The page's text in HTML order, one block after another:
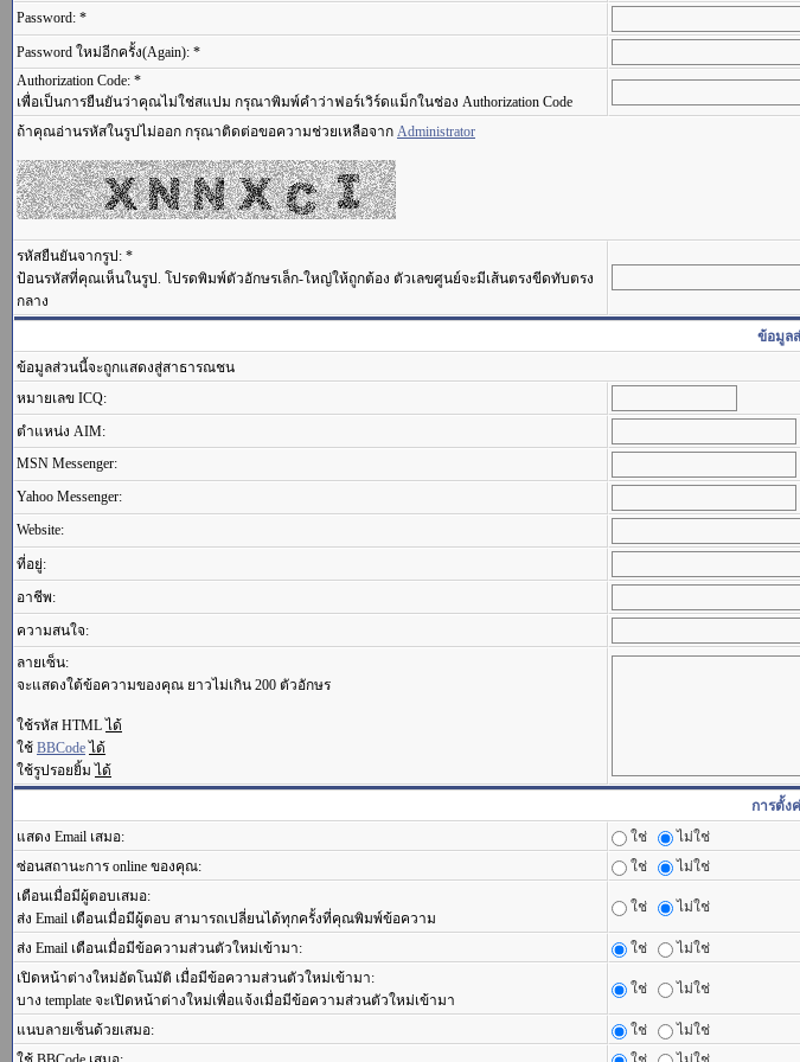
Password: *
Password ใหม่อีกครั้ง(Again): *
Authorization Code: *
เพื่อเป็นการยืนยันว่าคุณไม่ใช่สแปม กรุณาพิมพ์คำว่าฟอร์เวิร์ดแม็กในช่อง Authorization Code
ถ้าคุณอ่านรหัสในรูปไม่ออก กรุณาติดต่อขอความช่วยเหลือจาก Administrator
รหัสยืนยันจากรูป: *
ป้อนรหัสที่คุณเห็นในรูป. โปรดพิมพ์ตัวอักษรเล็ก-ใหญ่ให้ถูกต้อง ตัวเลขศูนย์จะมีเส้นตรงขีดทับตรง
กลาง
ข้อมูล
ข้อมูลส่วนนี้จะถูกแสดงสู่สาธารณชน
หมายเลข ICQ:
ตำแหน่ง AIM:
MSN Messenger:
Yahoo Messenger:
Website:
ที่อยู่:
อาชีพ:
ความสนใจ:
ลายเซ็น:
จะแสดงใต้ข้อความของคุณ ยาวไม่เกิน 200 ตัวอักษร
ใช้รหัส HTML ได้
ใช้ BBCode ได้
ใช้รูปรอยยิ้ม ได้
การตั้ง
แสดง Email เสมอ:
ใช่
ไม่ใช่
ซ่อนสถานะการ online ของคุณ:
ใช่
ไม่ใช่
เตือนเมื่อมีผู้ตอบเสมอ:
ส่ง Email เตือนเมื่อมีผู้ตอบ สามารถเปลี่ยนได้ทุกครั้งที่คุณพิมพ์ข้อความ
ใช่ ไม่ใช่
ส่ง Email เตือนเมื่อมีข้อความส่วนตัวใหม่เข้ามา: ใช่
ไม่ใช่
เปิดหน้าต่างใหม่อัตโนมัติ เมื่อมีข้อความส่วนตัวใหม่เข้ามา:
บาง template จะเปิดหน้าต่างใหม่เพื่อแจ้งเมื่อมีข้อความส่วนตัวใหม่เข้ามา
ใช่ ไม่ใช่
แนบลายเซ็นด้วยเสมอ: ใช่
ไม่ใช่